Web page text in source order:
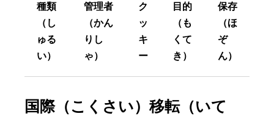
種類
（し
ゅる
い）
管理者
（かん
りし
ゃ）
ク
ッ
キ
ー
目的
（も
くて
き）
保存
（ほ
ぞ
ん）
国際（こくさい）移転（いて